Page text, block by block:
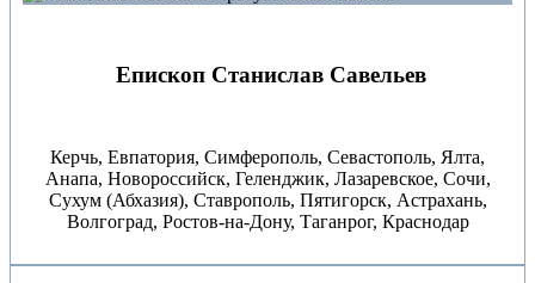
Епископ Станислав Савельев
Керчь, Евпатория, Симферополь, Севастополь, Ялта,
Анапа, Новороссийск, Геленджик, Лазаревское, Сочи,
Сухум (Абхазия), Ставрополь, Пятигорск, Астрахань,
Волгоград, Ростов-на-Дону, Таганрог, Краснодар